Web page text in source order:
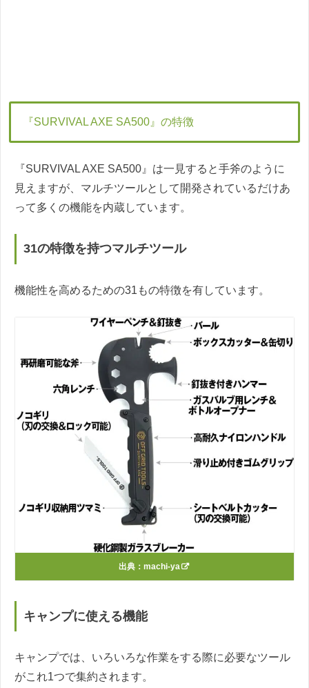
『SURVIVAL AXE SA500』の特徴
『SURVIVAL AXE SA500』は一見すると手斧のように
見えますが、マルチツールとして開発されているだけあ
って多くの機能を内蔵しています。
31の特徴を持つマルチツール
機能性を高めるための31もの特徴を有しています。
出典： machi-ya
キャンプに使える機能
キャンプでは、いろいろな作業をする際に必要なツール
がこれ1つで集約されます。